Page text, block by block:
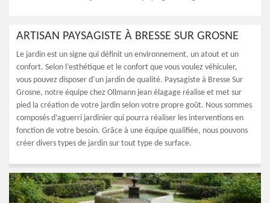
ARTISAN PAYSAGISTE À BRESSE SUR GROSNE
Le jardin est un signe qui définit un environnement, un atout et un
confort. Selon l’esthétique et le confort que vous voulez véhiculer,
vous pouvez disposer d’un jardin de qualité. Paysagiste à Bresse Sur
Grosne, notre équipe chez Ollmann jean élagage réalise et met sur
pied la création de votre jardin selon votre propre goût. Nous sommes
composés d’aguerri jardinier qui pourra réaliser les interventions en
fonction de votre besoin. Grâce à une équipe qualifiée, nous pouvons
créer divers types de jardin sur tout type de surface.